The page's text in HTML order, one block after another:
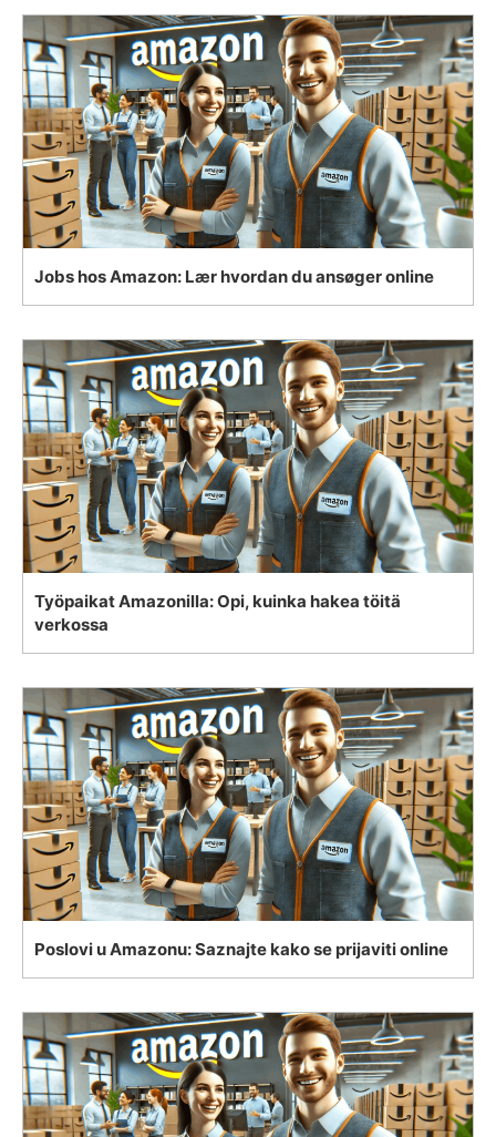
Jobs hos Amazon: Lær hvordan du ansøger online
Työpaikat Amazonilla: Opi, kuinka hakea töitä
verkossa
Poslovi u Amazonu: Saznajte kako se prijaviti online